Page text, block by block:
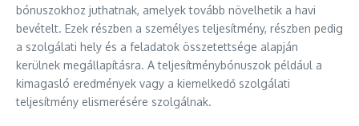
bónuszokhoz juthatnak, amelyek tovább növelhetik a havi
bevételt. Ezek részben a személyes teljesítmény, részben pedig
a szolgálati hely és a feladatok összetettsége alapján
kerülnek megállapításra. A teljesítménybónuszok például a
kimagasló eredmények vagy a kiemelkedő szolgálati
teljesítmény elismerésére szolgálnak.